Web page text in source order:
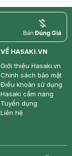
price
VỀ HASAKI.VN
Giới thiệu Hasaki.vn
Chính sách bảo mật
Điều khoản sử dụng
Hasaki cẩm nang
Tuyển dụng
Liên hệ